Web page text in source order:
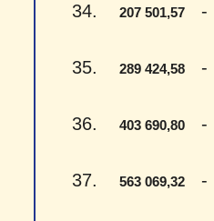
34. 207 501,57 -
35. 289 424,58 -
36. 403 690,80 -
37. 563 069,32 -